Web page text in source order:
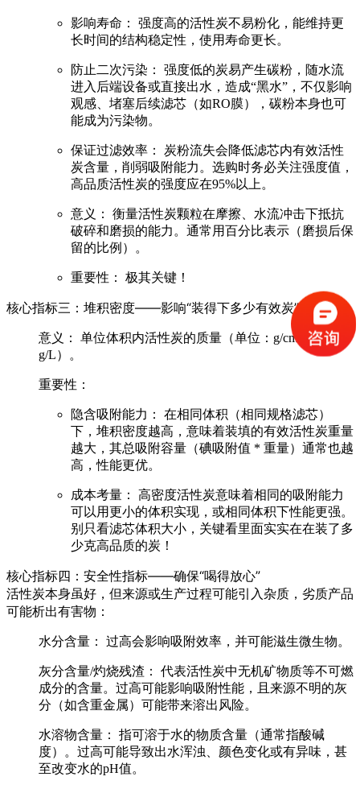
影响寿命：
强度高的活性炭不易粉化，能维持更
长时间的结构稳定性，使用寿命更长。
防止二次污染：
强度低的炭易产生碳粉，随水流
进入后端设备或直接出水，造成“黑水”，不仅影响
观感、堵塞后续滤芯（如RO膜），碳粉本身也可
能成为污染物。
保证过滤效率：
炭粉流失会降低滤芯内有效活性
炭含量，削弱吸附能力。选购时务必关注强度值，
高品质活性炭的强度应在95%以上 。
意义：
衡量活性炭颗粒在摩擦、水流冲击下抵抗
破碎和磨损的能力。通常用百分比表示（磨损后保
留的比例）。
重要性： 极其关键！
核心指标三：堆积密度——影响“装得下多少有效炭”
意义：
单位体积内活性炭的质量（单位：g/cm³ 或
g/L）。
重要性：
隐含吸附能力：
在相同体积（相同规格滤芯）
下， 堆积密度越高 ，意味着装填的有效活性炭重量
越大 ，其总吸附容量（碘吸附值 * 重量） 通常也越
高 ，性能更优。
成本考量：
高密度活性炭意味着相同的吸附能力
可以用更小的体积实现，或相同体积下性能更强。
别只看滤芯体积大小，关键看里面实实在在装了多
少克高品质的炭！
核心指标四：安全性指标——确保“喝得放心”
活性炭本身虽好，但来源或生产过程可能引入杂质，劣质产品
可能析出有害物：
水分含量： 过高会影响吸附效率，并可能滋生微生物。
灰分含量/灼烧残渣：
代表活性炭中无机矿物质等不可燃
成分的含量。过高可能影响吸附性能，且来源不明的灰
分（如含重金属）可能带来溶出风险。
水溶物含量：
指可溶于水的物质含量（通常指酸碱
度）。过高可能导致出水浑浊、颜色变化或有异味，甚
至改变水的pH值。